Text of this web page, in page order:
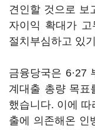
견인할 것으로 보
자이익 확대가 고
절치부심하고 있
금융당국은 6·27
계대출 총량 목표
했습니다. 이에 따
출에 의존해온 인